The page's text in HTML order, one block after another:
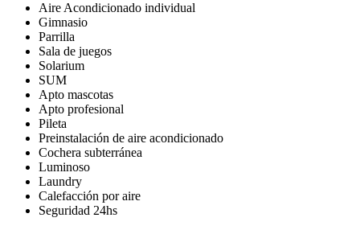
Aire Acondicionado individual
Gimnasio
Parrilla
Sala de juegos
Solarium
SUM
Apto mascotas
Apto profesional
Pileta
Preinstalación de aire acondicionado
Cochera subterránea
Luminoso
Laundry
Calefacción por aire
Seguridad 24hs